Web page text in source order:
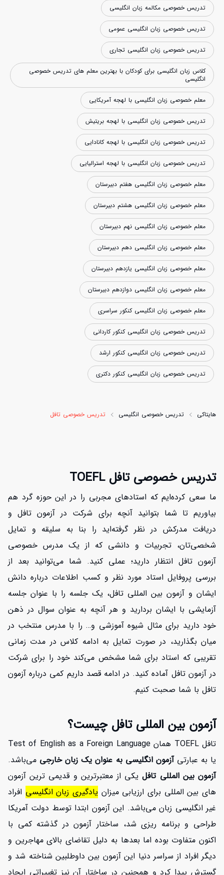
تدریس خصوصی مکالمه زبان انگلیسی
تدریس خصوصی زبان انگلیسی عمومی
تدریس خصوصی زبان انگلیسی تجاری
کلاس زبان انگلیسی برای کودکان با بهترین معلم های تدریس خصوصی
انگلیسی
معلم خصوصی زبان انگلیسی با لهجه آمریکایی
تدریس خصوصی زبان انگلیسی با لهجه بریتیش
تدریس خصوصی زبان انگلیسی با لهجه کانادایی
تدریس خصوصی زبان انگلیسی با لهجه استرالیایی
معلم خصوصی زبان انگلیسی هفتم دبیرستان
معلم خصوصی زبان انگلیسی هشتم دبیرستان
معلم خصوصی زبان انگلیسی نهم دبیرستان
معلم خصوصی زبان انگلیسی دهم دبیرستان
معلم خصوصی زبان انگلیسی یازدهم دبیرستان
معلم خصوصی زبان انگلیسی دوازدهم دبیرستان
معلم خصوصی زبان انگلیسی کنکور سراسری
تدریس خصوصی زبان انگلیسی کنکور کاردانی
تدریس خصوصی زبان انگلیسی کنکور ارشد
تدریس خصوصی زبان انگلیسی کنکور دکتری
هایتاکی تدریس خصوصی انگلیسی تدریس خصوصی تافل
تدریس خصوصی تافل TOEFL
ما سعی کرده‌ایم که استادهای مجربی را در این حوزه گرد هم
بیاوریم تا شما بتوانید آنچه برای شرکت در آزمون تافل و
دریافت مدرکش در نظر گرفته‌اید را بنا به سلیقه و تمایل
شخصی‌تان، تجربیات و دانشی که از یک مدرس خصوصی
آزمون تافل انتظار دارید؛ عملی کنید. شما می‌توانید بعد از
بررسی پروفایل استاد مورد نظر و کسب اطلاعات درباره دانش
ایشان و آزمون بین المللی تافل، یک جلسه را با عنوان جلسه
آزمایشی با ایشان بردارید و هر آنچه به عنوان سوال در ذهن
خود دارید برای مثال شیوه آموزشی و… را با مدرس منتخب در
میان بگذارید، در صورت تمایل به ادامه کلاس در مدت زمانی
تقریبی که استاد برای شما مشخص می‌کند خود را برای شرکت
در آزمون تافل آماده کنید. در ادامه قصد داریم کمی درباره آزمون
تافل با شما صحبت کنیم.
آزمون بین المللی تافل چیست؟
تافل TOEFL همان Test of English as a Foreign Language
یا به عبارتیآزمون انگلیسی به عنوان یک زبان خارجی می‌باشد.
آزمون بین المللی تافلیکی از معتبرترین و قدیمی ترین آزمون
های بین المللی برای ارزیابی میزان یادگیری زبان انگلیسی افراد
غیر انگلیسی زبان می‌باشد. این آزمون ابتدا توسط دولت آمریکا
طراحی و برنامه ریزی شد، ساختار آزمون در گذشته کمی با
اکنون متفاوت بوده اما بعدها به دلیل تقاضای بالای مهاجرین و
دیگر افراد از سراسر دنیا این آزمون بین داوطلبین شناخته شد و
گسترش پیدا کرد و همچنین در ساختار آن نیز تغییراتی ایجاد
افزایش اعتبار